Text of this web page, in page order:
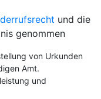
und die
genommen
von Urkunden
Amt.
und